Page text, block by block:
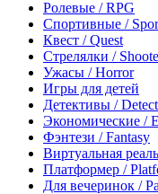
Ролевые / RPG
Спортивные /
Квест / Quest
Стрелялки /
Ужасы / Horror
Игры для детей
Детективы /
Экономические /
Фэнтези / Fantasy
Виртуальная
Платформер /
Для вечеринок /